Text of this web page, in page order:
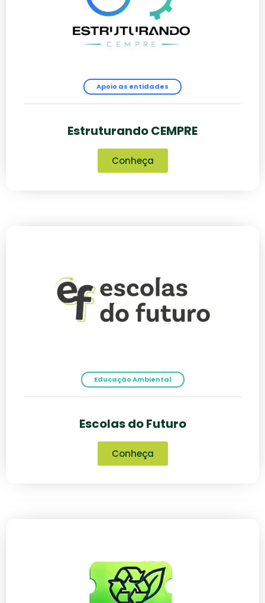
Apoio as entidades
Estruturando CEMPRE
Conheça
Educação Ambiental
Escolas do Futuro
Conheça